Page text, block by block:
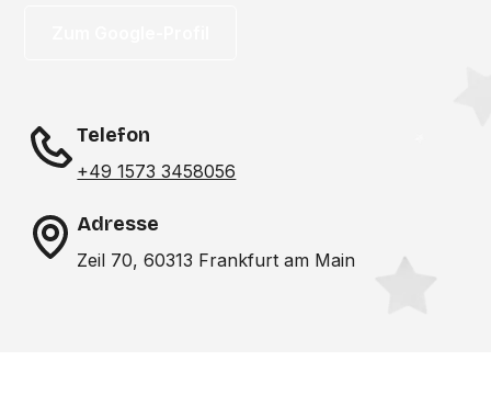
Telefon
+49 1573 3458056
Adresse
Zeil 70, 60313 Frankfurt am Main